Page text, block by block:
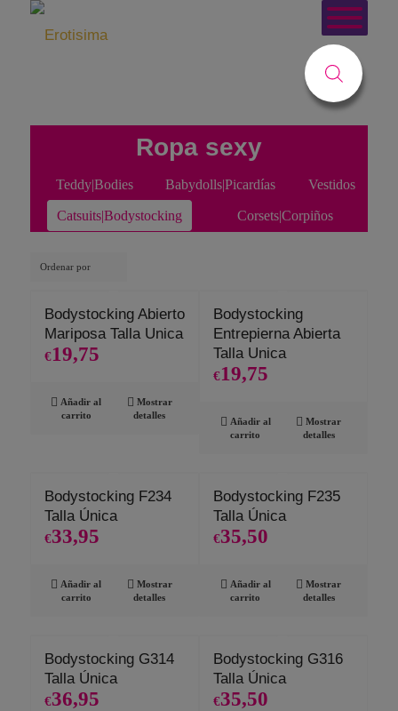
Usted está aquí: Catsuits
Ropa sexy
Teddy|Bodies Babydolls|Picardías Vestidos
Catsuits|Bodystocking Corsets|Corpiños
Ordenar por
Bodystocking Abierto
Mariposa Talla Unica
€19,75
Añadir al
carrito
Mostrar
detalles
Bodystocking
Entrepierna Abierta
Talla Unica
€19,75
Añadir al
carrito
Mostrar
detalles
Bodystocking F234
Talla Única
€33,95
Añadir al
carrito
Mostrar
detalles
Bodystocking F235
Talla Única
€35,50
Añadir al
carrito
Mostrar
detalles
Bodystocking G314
Talla Única
€36,95
Bodystocking G316
Talla Única
€35,50